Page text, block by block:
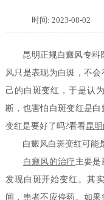
时间: 2023-08-02
昆明正规白癜风专科
风只是表现为白斑，不
己的白斑变红，于是认
断，也害怕白斑变红是
变红是要好了吗?看看昆
白癜风白斑变红可能
白癜风的治疗 主要是
发现白斑开始变红。其
间，患者不应停药。如